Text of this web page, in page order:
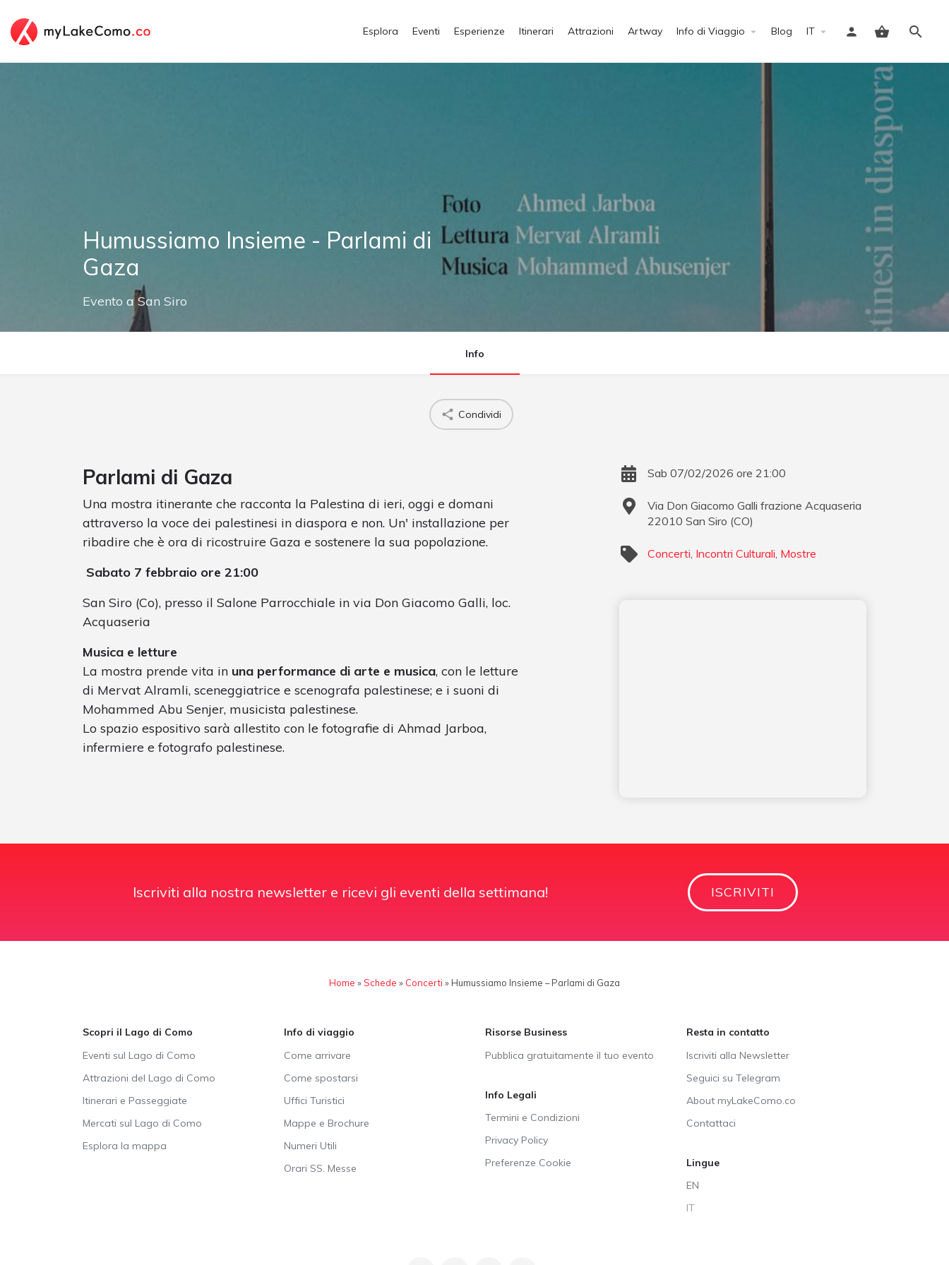
Esplora Eventi Esperienze Itinerari Attrazioni Artway Info di Viaggio Blog IT
Accedi
Humussiamo Insieme - Parlami di
Gaza
Evento aSan Siro
Info
Condividi
Parlami di Gaza
Una mostra itinerante che racconta la Palestina di ieri, oggi e domani
attraverso la voce dei palestinesi in diaspora e non. Un' installazione per
ribadire che è ora di ricostruire Gaza e sostenere la sua popolazione.
Sabato 7 febbraio ore 21:00
San Siro (Co), presso il Salone Parrocchiale in via Don Giacomo Galli, loc.
Acquaseria
Musica e letture
La mostra prende vita in una performance di arte e musica, con le letture
di Mervat Alramli, sceneggiatrice e scenografa palestinese; e i suoni di
Mohammed Abu Senjer, musicista palestinese.
Lo spazio espositivo sarà allestito con le fotografie di Ahmad Jarboa,
infermiere e fotografo palestinese.
Sab 07/02/2026 ore 21:00
Via Don Giacomo Galli frazione Acquaseria
22010 San Siro (CO)
Concerti, Incontri Culturali, Mostre
Iscriviti alla nostra newsletter e ricevi gli eventi della settimana! ISCRIVITI
Home »Schede » Concerti » Humussiamo Insieme – Parlami di Gaza
Scopri il Lago di Como
Eventi sul Lago di Como
Attrazioni del Lago di Como
Itinerari e Passeggiate
Mercati sul Lago di Como
Esplora la mappa
Info di viaggio
Come arrivare
Come spostarsi
Uffici Turistici
Mappe e Brochure
Numeri Utili
Orari SS. Messe
Risorse Business
Pubblica gratuitamente il tuo evento
Info Legali
Termini e Condizioni
Privacy Policy
Preferenze Cookie
Resta in contatto
Iscriviti alla Newsletter
Seguici su Telegram
About myLakeComo.co
Contattaci
Lingue
EN
IT